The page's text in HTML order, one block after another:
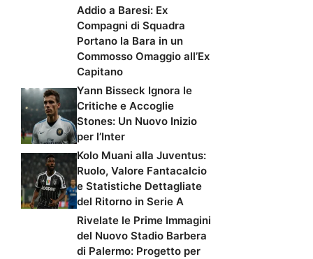
Addio a Baresi: Ex
Compagni di Squadra
Portano la Bara in un
Commosso Omaggio all’Ex
Capitano
Yann Bisseck Ignora le
Critiche e Accoglie
Stones: Un Nuovo Inizio
per l’Inter
Kolo Muani alla Juventus:
Ruolo, Valore Fantacalcio
e Statistiche Dettagliate
del Ritorno in Serie A
Rivelate le Prime Immagini
del Nuovo Stadio Barbera
di Palermo: Progetto per